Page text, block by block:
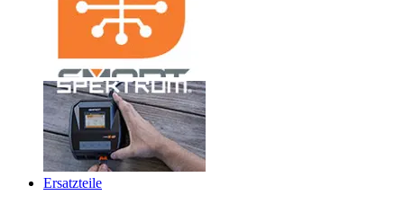
Ersatzteile